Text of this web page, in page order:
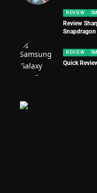
REVIEW
Review
REVIEW
Quick